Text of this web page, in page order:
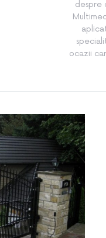
despre
ocazii